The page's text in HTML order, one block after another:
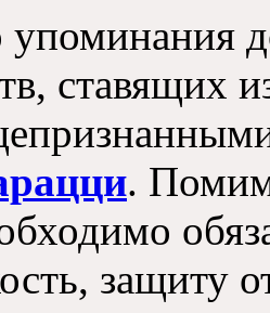
упоминания
ставящих
.
защиту